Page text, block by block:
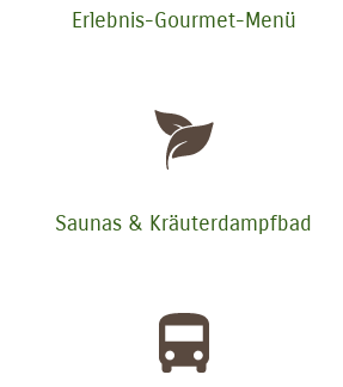
Erlebnis-Gourmet-Menü
Saunas & Kräuterdampfbad